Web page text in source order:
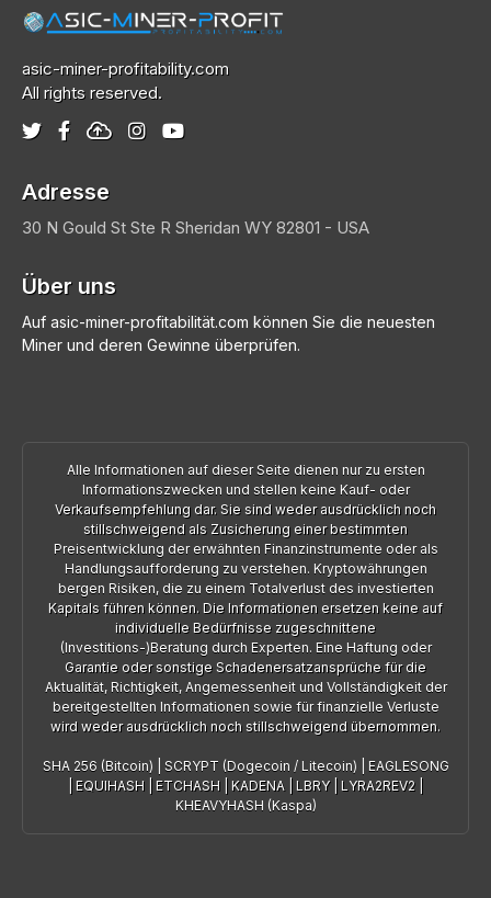
asic-miner-profitability.com
All rights reserved.
Adresse
30 N Gould St Ste R Sheridan WY 82801 - USA
Über uns
Auf asic-miner-profitabilität.com können Sie die neuesten
Miner und deren Gewinne überprüfen.
Alle Informationen auf dieser Seite dienen nur zu ersten
Informationszwecken und stellen keine Kauf- oder
Verkaufsempfehlung dar. Sie sind weder ausdrücklich noch
stillschweigend als Zusicherung einer bestimmten
Preisentwicklung der erwähnten Finanzinstrumente oder als
Handlungsaufforderung zu verstehen. Kryptowährungen
bergen Risiken, die zu einem Totalverlust des investierten
Kapitals führen können. Die Informationen ersetzen keine auf
individuelle Bedürfnisse zugeschnittene
(Investitions-)Beratung durch Experten. Eine Haftung oder
Garantie oder sonstige Schadenersatzansprüche für die
Aktualität, Richtigkeit, Angemessenheit und Vollständigkeit der
bereitgestellten Informationen sowie für finanzielle Verluste
wird weder ausdrücklich noch stillschweigend übernommen.
SHA 256 (Bitcoin) SCRYPT (Dogecoin / Litecoin)
EAGLESONG
EQUIHASH ETCHASH KADENA LBRY| LYRA2REV2
KHEAVYHASH (Kaspa)